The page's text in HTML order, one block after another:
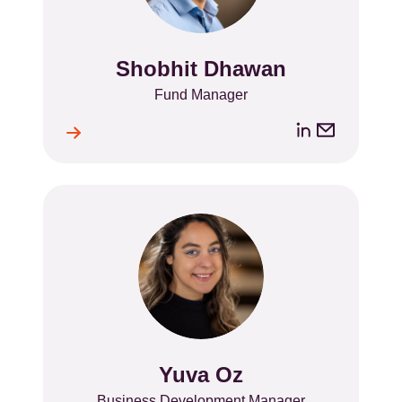
Shobhit Dhawan
Fund Manager
LinkedIn
Email
Yuva Oz